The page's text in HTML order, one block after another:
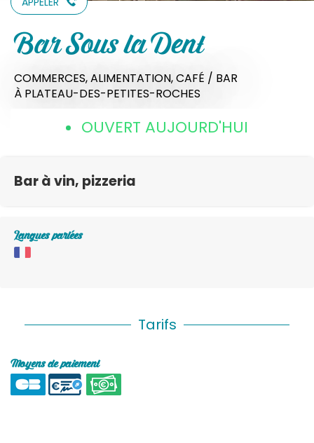
Bar Sous la Dent
COMMERCES,ALIMENTATION,CAFÉ / BAR
À PLATEAU-DES-PETITES-ROCHES
OUVERT AUJOURD'HUI
Bar à vin, pizzeria
Langues parlées
Tarifs
Moyens de paiement